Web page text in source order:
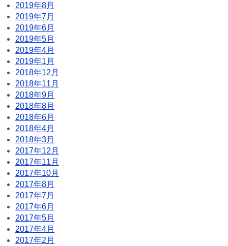
2019年8月
2019年7月
2019年6月
2019年5月
2019年4月
2019年1月
2018年12月
2018年11月
2018年9月
2018年8月
2018年6月
2018年4月
2018年3月
2017年12月
2017年11月
2017年10月
2017年8月
2017年7月
2017年6月
2017年5月
2017年4月
2017年2月